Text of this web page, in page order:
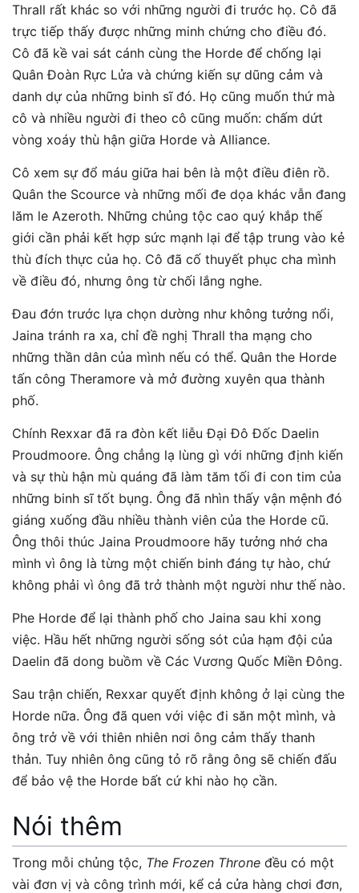
Thrall rất khác so với những người đi trước họ. Cô đã
trực tiếp thấy được những minh chứng cho điều đó.
Cô đã kề vai sát cánh cùng the Horde để chống lại
Quân Đoàn Rực Lửa và chứng kiến sự dũng cảm và
danh dự của những binh sĩ đó. Họ cũng muốn thứ mà
cô và nhiều người đi theo cô cũng muốn: chấm dứt
vòng xoáy thù hận giữa Horde và Alliance.
Cô xem sự đổ máu giữa hai bên là một điều điên rồ.
Quân the Scource và những mối đe dọa khác vẫn đang
lăm le Azeroth. Những chủng tộc cao quý khắp thế
giới cần phải kết hợp sức mạnh lại để tập trung vào kẻ
thù đích thực của họ. Cô đã cố thuyết phục cha mình
về điều đó, nhưng ông từ chối lắng nghe.
Đau đớn trước lựa chọn dường như không tưởng nổi,
Jaina tránh ra xa, chỉ đề nghị Thrall tha mạng cho
những thần dân của mình nếu có thể. Quân the Horde
tấn công Theramore và mở đường xuyên qua thành
phố.
Chính Rexxar đã ra đòn kết liễu Đại Đô Đốc Daelin
Proudmoore. Ông chẳng lạ lùng gì với những định kiến
và sự thù hận mù quáng đã làm tăm tối đi con tim của
những binh sĩ tốt bụng. Ông đã nhìn thấy vận mệnh đó
giáng xuống đầu nhiều thành viên của the Horde cũ.
Ông thôi thúc Jaina Proudmoore hãy tưởng nhớ cha
mình vì ông là từng một chiến binh đáng tự hào, chứ
không phải vì ông đã trở thành một người như thế nào.
Phe Horde để lại thành phố cho Jaina sau khi xong
việc. Hầu hết những người sống sót của hạm đội của
Daelin đã dong buồm về Các Vương Quốc Miền Đông.
Sau trận chiến, Rexxar quyết định không ở lại cùng the
Horde nữa. Ông đã quen với việc đi săn một mình, và
ông trở về với thiên nhiên nơi ông cảm thấy thanh
thản. Tuy nhiên ông cũng tỏ rõ rằng ông sẽ chiến đấu
để bảo vệ the Horde bất cứ khi nào họ cần.
Nói thêm
Trong mỗi chủng tộc, The Frozen Throne đều có một
vài đơn vị và công trình mới, kể cả cửa hàng chơi đơn,